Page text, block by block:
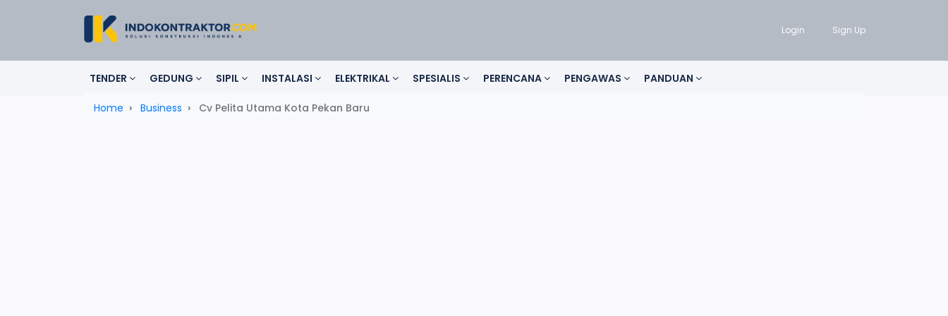
Login Sign Up
TENDER GEDUNG SIPIL INSTALASI ELEKTRIKAL SPESIALIS PERENCANA PENGAWAS PANDUAN
Home Business Cv Pelita Utama Kota Pekan Baru